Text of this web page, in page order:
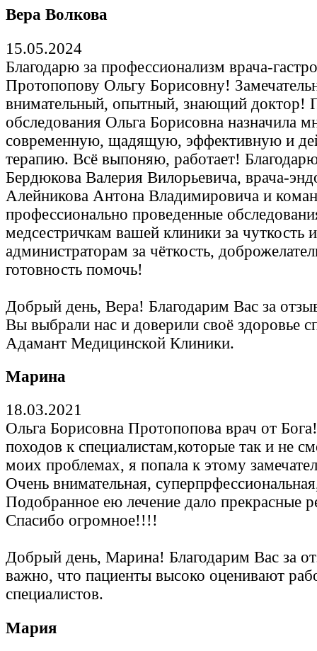
Вера Волкова
15.05.2024
Благодарю за профессионализм врача-
Протопопову Ольгу Борисовну!
внимательный, опытный, знающий доктор!
обследования Ольга Борисовна назначила
современную, щадящую, эффективную и
терапию. Всё выпоняю, работает!
Бердюкова Валерия Вилорьевича, врача-
Алейникова Антона Владимировича и
профессионально проведенные
медсестричкам вашей клиники за чуткость
администраторам за чёткость,
готовность помочь!
Добрый день, Вера! Благодарим Вас за
Вы выбрали нас и доверили своё здоровье
Адамант Медицинской Клиники.
Марина
18.03.2021
Ольга Борисовна Протопопова врач от
походов к специалистам,которые так и не
моих проблемах, я попала к этому
Очень внимательная,
Подобранное ею лечение дало прекрасные
Спасибо огромное!!!!
Добрый день, Марина! Благодарим Вас за
важно, что пациенты высоко оценивают
специалистов.
Мария